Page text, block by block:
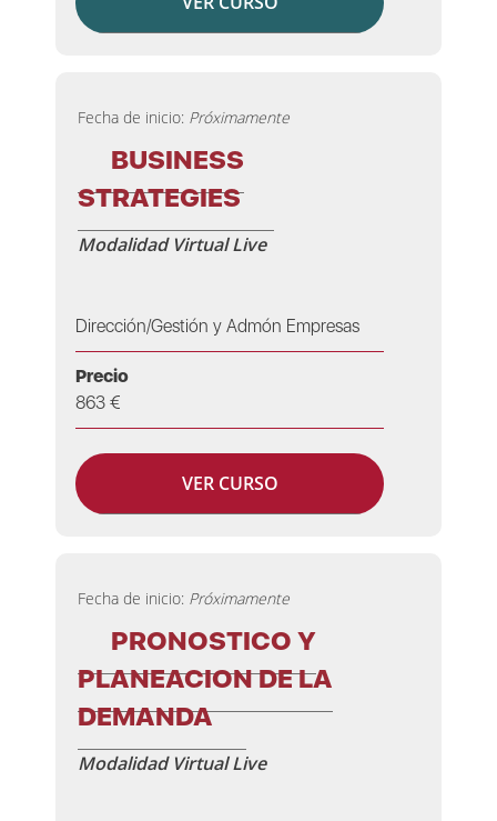
Fecha de inicio: Próximamente
BUSINESS
STRATEGIES
Modalidad Virtual Live
Dirección/Gestión y Admón Empresas
Precio
863 €
VER CURSO
Fecha de inicio: Próximamente
PRONOSTICO Y
PLANEACION DE LA
DEMANDA
Modalidad Virtual Live